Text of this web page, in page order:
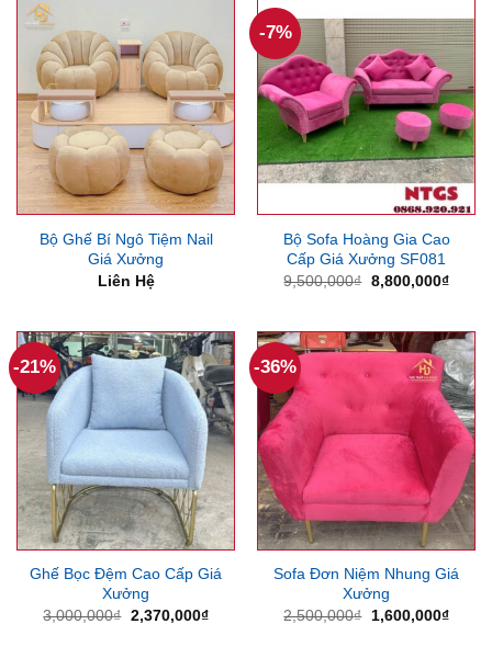
Bộ Ghế Bí Ngô Tiệm Nail
Giá Xưởng
Liên Hệ
-7%
Bộ Sofa Hoàng Gia Cao
Cấp Giá Xưởng SF081
9,500,000₫ Giá
gốc
8,800,000₫Giá
-21%
Ghế Bọc Đệm Cao Cấp Giá
Xưởng
3,000,000₫ Giá
2,370,000₫Giá
-36%
Sofa Đơn Niệm Nhung Giá
Xưởng
2,500,000₫
Giá
1,600,000₫Giá